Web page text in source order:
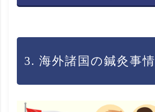
3. 海外諸国の鍼灸事情